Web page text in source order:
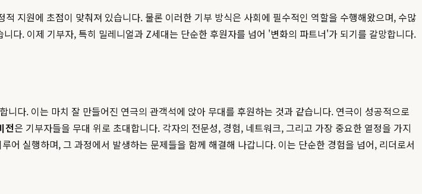
지원에 초점이 맞춰져 있습니다. 물론 이러한 기부 방식은 사회에 필수적인 역할을 수행해왔으며, 수많
다. 이제 기부자, 특히 밀레니얼과 Z세대는 단순한 후원자를 넘어 '변화의 파트너'가 되기를 갈망합니다.
다. 이는 마치 잘 만들어진 연극의 관객석에 앉아 무대를 후원하는 것과 같습니다. 연극이 성공적으로
전은 기부자들을 무대 위로 초대합니다. 각자의 전문성, 경험, 네트워크, 그리고 가장 중요한 열정을 가지
실행하며, 그 과정에서 발생하는 문제들을 함께 해결해 나갑니다. 이는 단순한 경험을 넘어, 리더로서